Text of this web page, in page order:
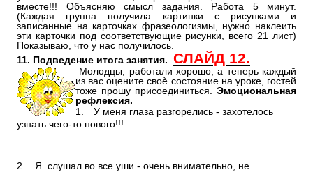
вместе!!! Объясняю смысл задания. Работа 5 минут.
(Каждая группа получила картинки с рисунками и
записанные на карточках фразеологизмы, нужно наклеить
эти карточки под соответствующие рисунки, всего 21 лист)
Показываю, что у нас получилось.
11. Подведение итога занятия. СЛАЙД 12.
Молодцы, работали хорошо, а теперь каждый
из вас оцените своѐ состояние на уроке, гостей
тоже прошу присоединиться. Эмоциональная
рефлексия.
1.
У меня глаза разгорелись - захотелось
узнать чего-то нового!!!
2.
Я слушал во все уши - очень внимательно, не